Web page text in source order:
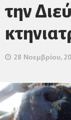
την
28 Νοεμβρίου,